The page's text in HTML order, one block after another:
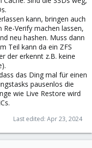
kann, bringen auch
Verify machen lassen,
neu hashen. Muss dann
Teil kann da ein ZFS
der erkennt z.B. keine
das Ding mal für einen
pausenlos die
wie Live Restore wird
Last edited: Apr 23, 2024